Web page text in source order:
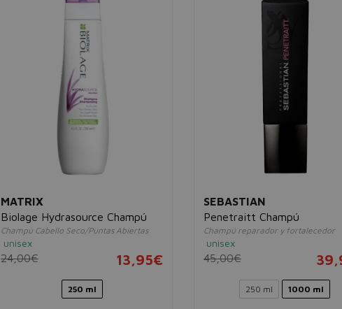
MATRIX
Biolage Hydrasource Champú
Champú Cabello Seco/Puntas Abiertas
unisex
24,00€ 13,95€
250 ml
SEBASTIAN
Penetraitt Champú
Champú reparador y fortalecedor
unisex
45,00€
250 ml 1000 ml